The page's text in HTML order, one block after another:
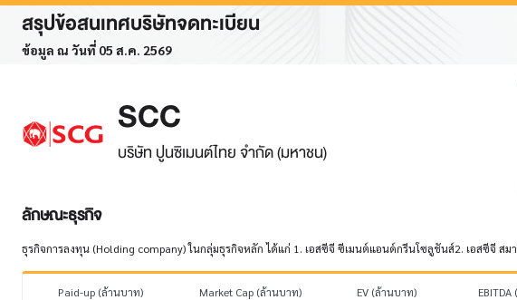
สรุปข้อสนเทศบริษัทจดทะเบียน
ข้อมูล ณ วันที่ 05 ส.ค. 2569
SCC
บริษัท ปูนซิเมนต์ไทย จำกัด (มหาชน)
ลักษณะธุรกิจ
ธุรกิจการลงทุน (Holding company) ในกลุ่มธุรกิจหลัก ได้แก่ 1. เอสซีจี ซีเมนต์แอนด์กรีนโซลูชันส์2. เอสซีจี ส
Paid-up (ล้านบาท) Market Cap (ล้านบาท) EV (ล้านบาท)